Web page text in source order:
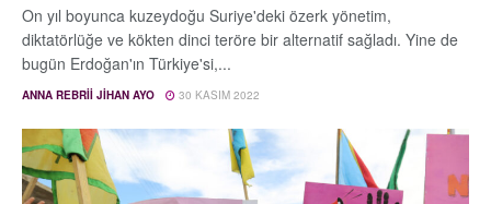
On yıl boyunca kuzeydoğu Suriye'deki özerk yönetim,
diktatörlüğe ve kökten dinci teröre bir alternatif sağladı. Yine de
bugün Erdoğan'ın Türkiye'si,...
ANNA REBRII JIHAN AYO 30 KASIM 2022